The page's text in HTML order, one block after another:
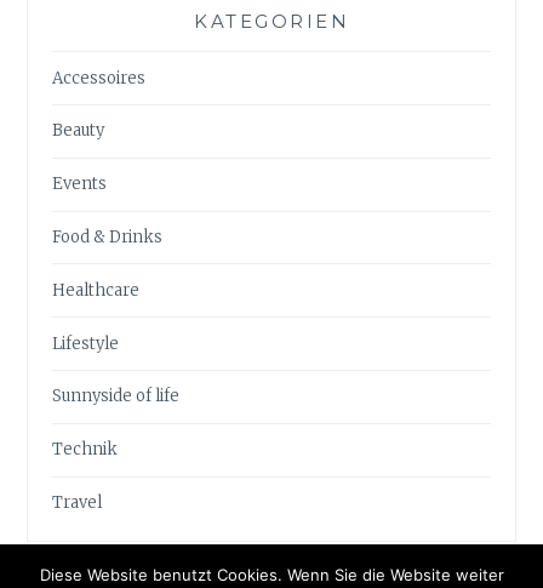
KATEGORIEN
Accessoires
Beauty
Events
Food & Drinks
Healthcare
Lifestyle
Sunnyside of life
Technik
Travel
Diese Website benutzt Cookies. Wenn Sie die Website weiter